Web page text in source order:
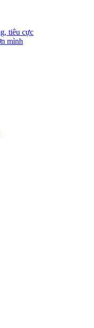
tiêu cực
mình